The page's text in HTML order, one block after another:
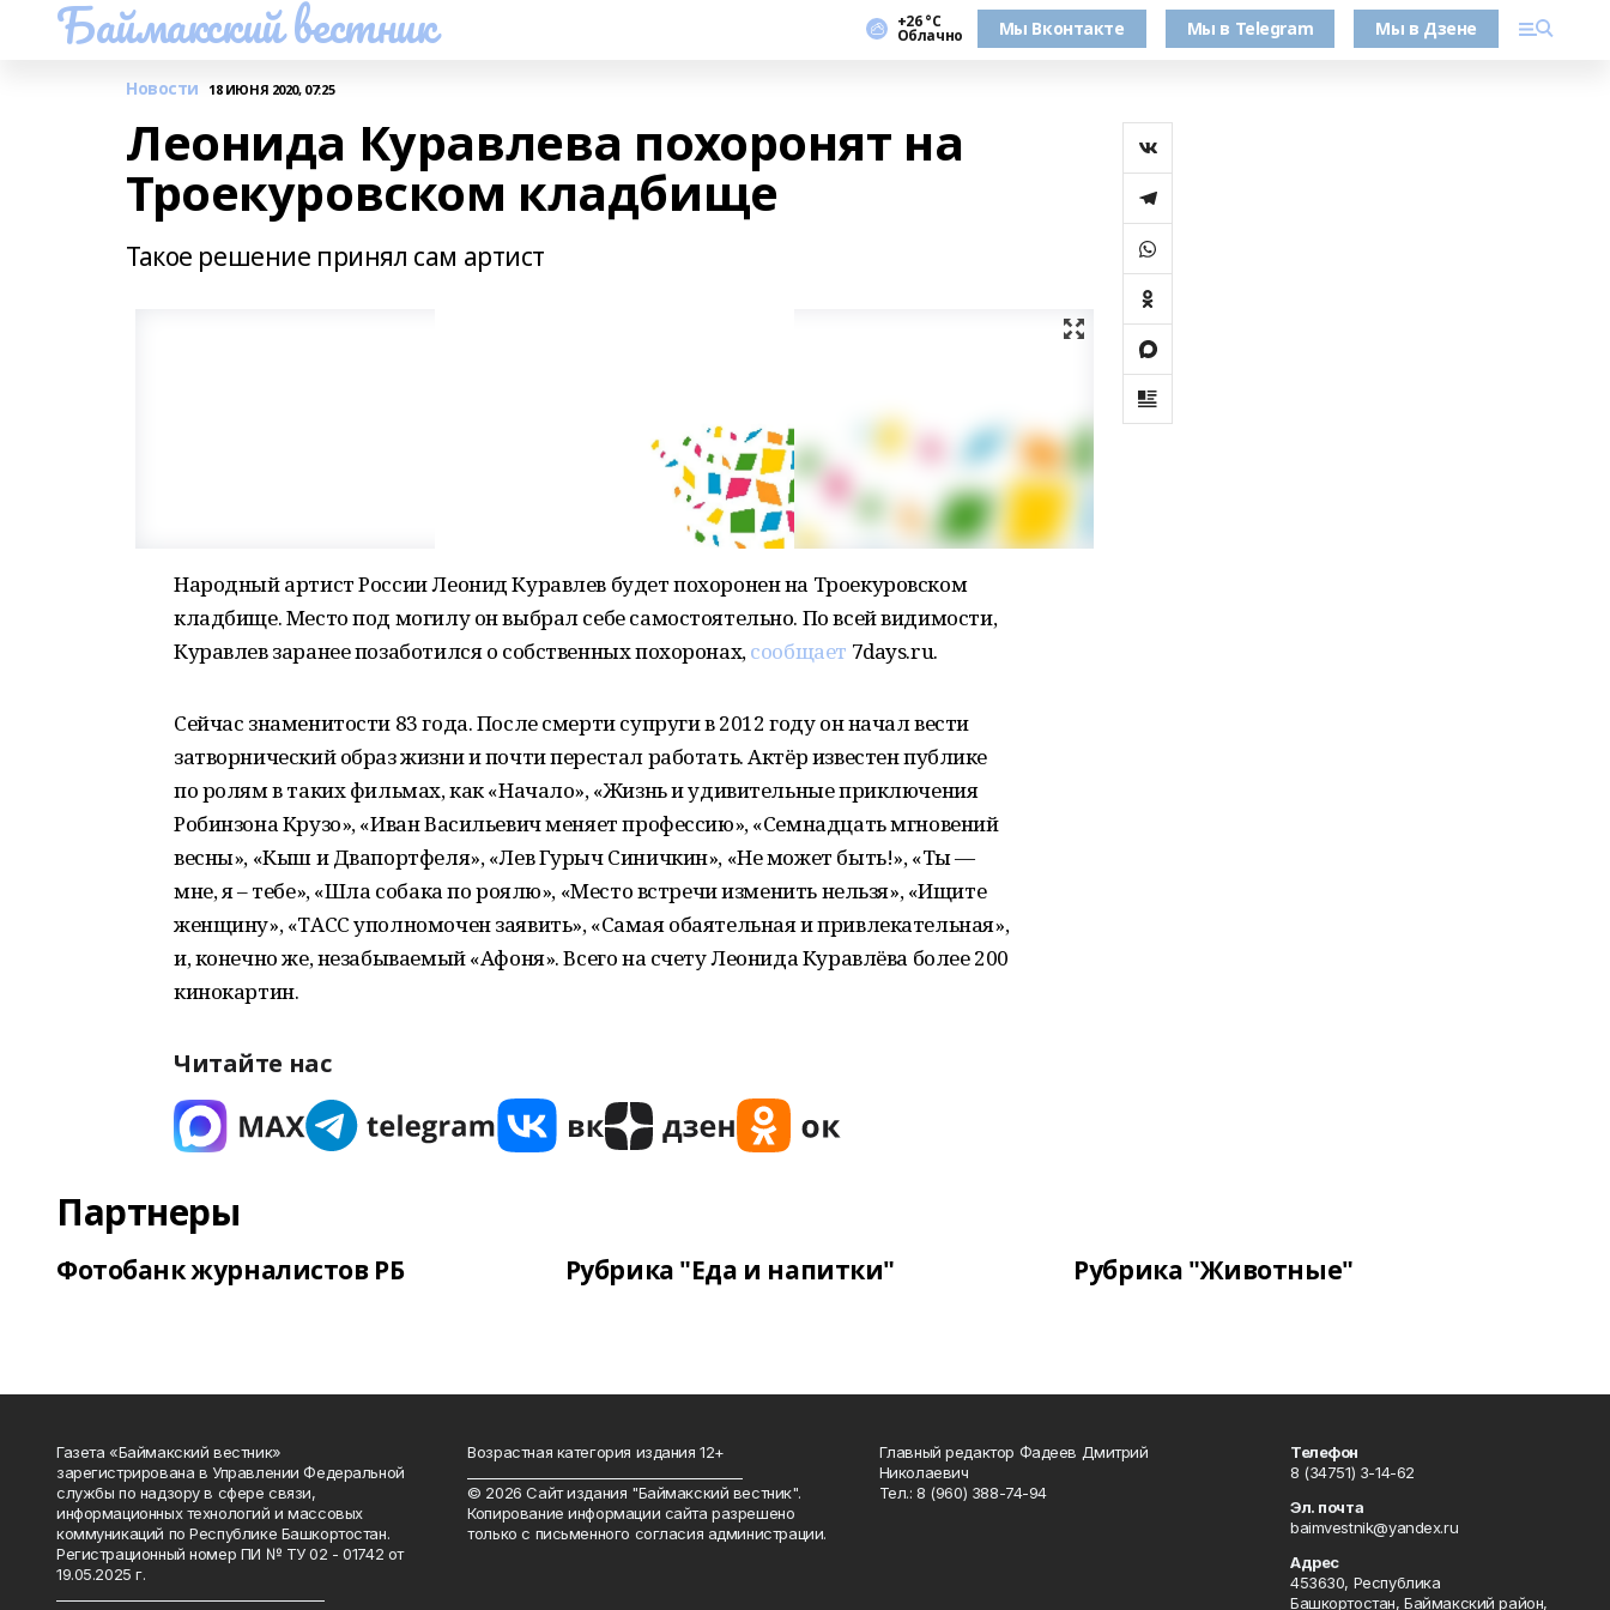
Баймакский вестник +26 °С
Облачно Мы Вконтакте Мы в Telegram Мы в Дзене
Новости 18 ИЮНЯ 2020, 07:25
Леонида Куравлева похоронят на
Троекуровском кладбище
Такое решение принял сам артист
Народный артист России Леонид Куравлев будет похоронен на Троекуровском
кладбище. Место под могилу он выбрал себе самостоятельно. По всей видимости,
Куравлев заранее позаботился о собственных похоронах,сообщает 7days.ru.
Сейчас знаменитости 83 года. После смерти супруги в 2012 году он начал вести
затворнический образ жизни и почти перестал работать. Актёр известен публике
по ролям в таких фильмах, как «Начало», «Жизнь и удивительные приключения
Робинзона Крузо», «Иван Васильевич меняет профессию», «Семнадцать мгновений
весны», «Кыш и Двапортфеля», «Лев Гурыч Синичкин», «Не может быть!», «Ты —
мне, я – тебе», «Шла собака по роялю», «Место встречи изменить нельзя», «Ищите
женщину», «ТАСС уполномочен заявить», «Самая обаятельная и привлекательная»,
и, конечно же, незабываемый «Афоня». Всего на счету Леонида Куравлёва более 200
кинокартин.
Читайте нас
Партнеры
Фотобанк журналистов РБ Рубрика "Еда и напитки" Рубрика "Животные"
Газета «Баймакский вестник»
зарегистрирована в Управлении Федеральной
службы по надзору в сфере связи,
информационных технологий и массовых
коммуникаций по Республике Башкортостан.
Регистрационный номер ПИ № ТУ 02 - 01742 от
19.05.2025 г.
Возрастная категория издания 12+
© 2026 Сайт издания "Баймакский вестник".
Копирование информации сайта разрешено
только с письменного согласия администрации.
Главный редактор Фадеев Дмитрий
Николаевич
Тел.: 8 (960) 388-74-94
Телефон
8 (34751) 3-14-62
Эл. почта
baimvestnik@yandex.ru
Адрес
453630, Республика
Башкортостан, Баймакский район,